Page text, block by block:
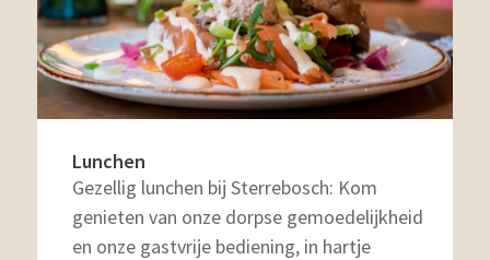
Lunchen
Gezellig lunchen bij Sterrebosch: Kom
genieten van onze dorpse gemoedelijkheid
en onze gastvrije bediening, in hartje